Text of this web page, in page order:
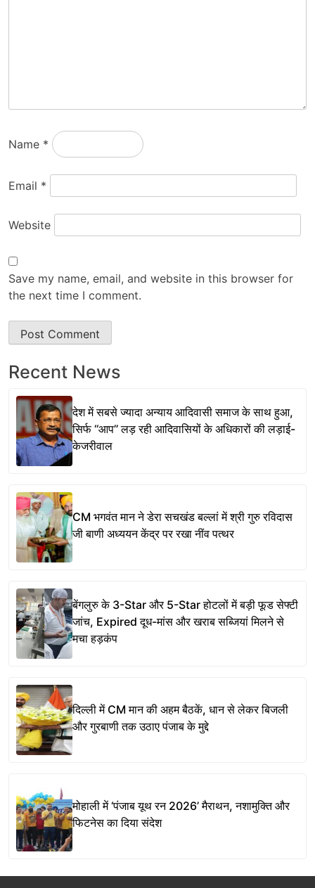
Name *
Email *
Website
Save my name, email, and website in this browser for
the next time I comment.
Recent News
देश में सबसे ज्यादा अन्याय आदिवासी समाज के साथ हुआ,
सिर्फ ‘‘आप’’ लड़ रही आदिवासियों के अधिकारों की लड़ाई-
केजरीवाल
CM भगवंत मान ने डेरा सचखंड बल्लां में श्री गुरु रविदास
जी बाणी अध्ययन केंद्र पर रखा नींव पत्थर
बेंगलुरु के 3-Star और 5-Star होटलों में बड़ी फूड सेफ्टी
जांच, Expired दूध-मांस और खराब सब्जियां मिलने से
मचा हड़कंप
दिल्ली में CM मान की अहम बैठकें, धान से लेकर बिजली
और गुरबाणी तक उठाए पंजाब के मुद्दे
मोहाली में ‘पंजाब यूथ रन 2026’ मैराथन, नशामुक्ति और
फिटनेस का दिया संदेश